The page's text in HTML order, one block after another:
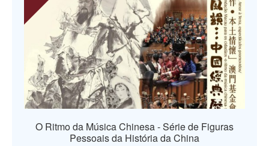
O Ritmo da Música Chinesa - Série de Figuras
Pessoais da História da China